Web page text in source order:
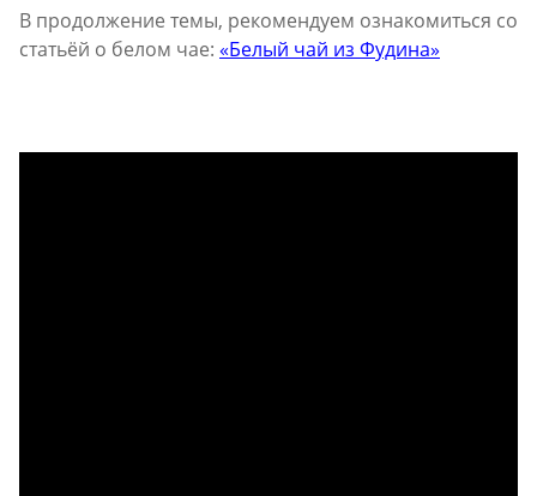
В продолжение темы, рекомендуем ознакомиться со
статьёй о белом чае: «Белый чай из Фудина»